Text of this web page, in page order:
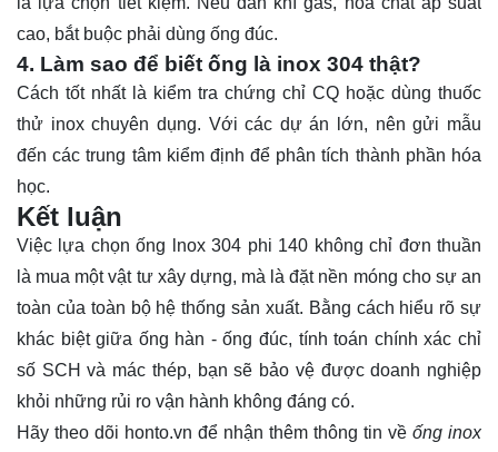
cao, bắt buộc phải dùng ống đúc.
4. Làm sao để biết ống là inox 304 thật?
Cách tốt nhất là kiểm tra chứng chỉ CQ hoặc dùng thuốc
thử inox chuyên dụng. Với các dự án lớn, nên gửi mẫu
đến các trung tâm kiểm định để phân tích thành phần hóa
học.
Kết luận
Việc lựa chọn ống lnox 304 phi 140 không chỉ đơn thuần
là mua một vật tư xây dựng, mà là đặt nền móng cho sự an
toàn của toàn bộ hệ thống sản xuất. Bằng cách hiểu rõ sự
khác biệt giữa ống hàn - ống đúc, tính toán chính xác chỉ
số SCH và mác thép, bạn sẽ bảo vệ được doanh nghiệp
khỏi những rủi ro vận hành không đáng có.
Hãy theo dõi honto.vn để nhận thêm thông tin về ống inox